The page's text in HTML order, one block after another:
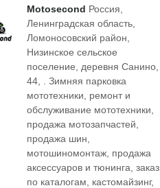
Motosecond Россия,
Ленинградская область,
Ломоносовский район,
Низинское сельское
поселение, деревня Санино,
44, . Зимняя парковка
мототехники, ремонт и
обслуживание мототехники,
продажа мотозапчастей,
продажа шин,
мотошиномонтаж, продажа
аксессуаров и тюнинга, заказ
по каталогам, кастомайзинг,